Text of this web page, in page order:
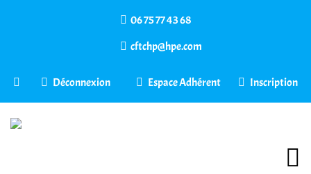
06 75 77 43 68
cftchp@hpe.com
Déconnexion Espace Adhérent Inscription